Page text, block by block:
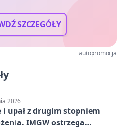
SZCZEGÓŁY
autopromocja
2026
i upał z drugim stopniem
IMGW ostrzega